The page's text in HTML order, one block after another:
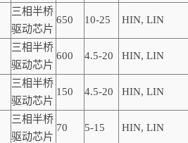
三相半桥
驱动芯片
650 10-25 HIN, LIN
三相半桥
驱动芯片
600 4.5-20 HIN, LIN
三相半桥
驱动芯片
150 4.5-20 HIN, LIN
三相半桥
驱动芯片
70 5-15 HIN, LIN